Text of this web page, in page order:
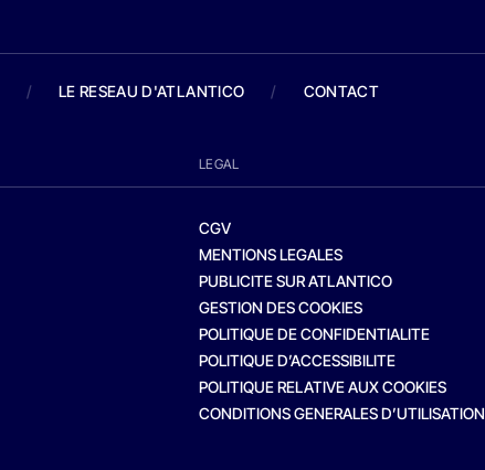
/ LE RESEAU D'ATLANTICO / CONTACT
LEGAL
CGV
MENTIONS LEGALES
PUBLICITE SUR ATLANTICO
GESTION DES COOKIES
POLITIQUE DE CONFIDENTIALITE
POLITIQUE D’ACCESSIBILITE
POLITIQUE RELATIVE AUX COOKIES
CONDITIONS GENERALES D’UTILISATION